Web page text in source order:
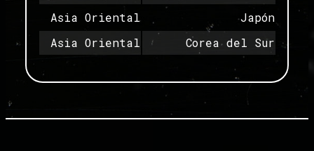
Japón
Asia Oriental
Corea del Sur
Asia Oriental